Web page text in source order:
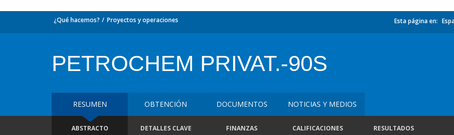
¿Qué hacemos? Proyectos y operaciones Esta página en:
PETROCHEM PRIVAT.-90S
RESUMEN OBTENCIÓN DOCUMENTOS NOTICIAS Y MEDIOS
ABSTRACTO DETALLES CLAVE FINANZAS CALIFICACIONES RESULTADOS